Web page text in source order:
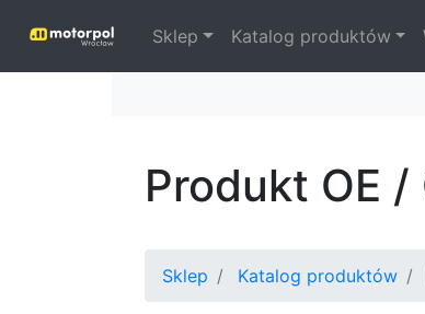
Sklep Katalog produktów
Produkt OE
Sklep Katalog produktów